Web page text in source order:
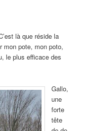
là que réside la
mon pote, mon poto,
le plus efficace des
Gallo,
une
forte
tête